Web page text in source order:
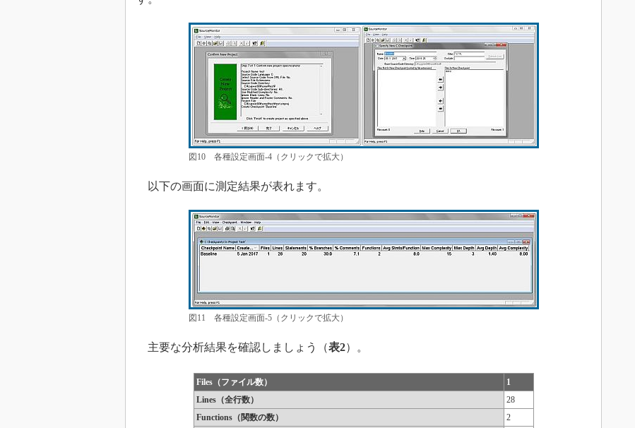
図10 各種設定画面-4（クリックで拡大）
以下の画面に測定結果が表れます。
図11 各種設定画面-5（クリックで拡大）
主要な分析結果を確認しましょう（表2）。
Files（ファイル数）
1
Lines（全行数）
28
Functions（関数の数）
2